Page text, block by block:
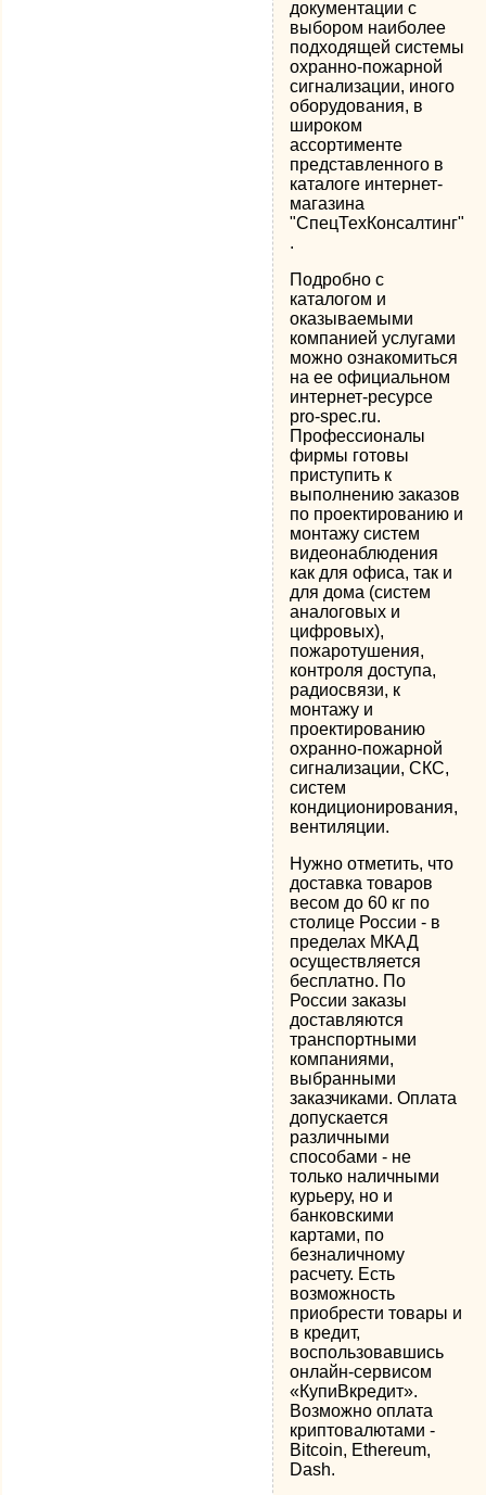
документации с
выбором наиболее
подходящей системы
охранно-пожарной
сигнализации, иного
оборудования, в
широком
ассортименте
представленного в
каталоге интернет-
магазина
"СпецТехКонсалтинг"
.
Подробно с
каталогом и
оказываемыми
компанией услугами
можно ознакомиться
на ее официальном
интернет-ресурсе
pro-spec.ru.
Профессионалы
фирмы готовы
приступить к
выполнению заказов
по проектированию и
монтажу систем
видеонаблюдения
как для офиса, так и
для дома (систем
аналоговых и
цифровых),
пожаротушения,
контроля доступа,
радиосвязи, к
монтажу и
проектированию
охранно-пожарной
сигнализации, СКС,
систем
кондиционирования,
вентиляции.
Нужно отметить, что
доставка товаров
весом до 60 кг по
столице России - в
пределах МКАД
осуществляется
бесплатно. По
России заказы
доставляются
транспортными
компаниями,
выбранными
заказчиками. Оплата
допускается
различными
способами - не
только наличными
курьеру, но и
банковскими
картами, по
безналичному
расчету. Есть
возможность
приобрести товары и
в кредит,
воспользовавшись
онлайн-сервисом
«КупиВкредит».
Возможно оплата
криптовалютами -
Bitcoin, Ethereum,
Dash.